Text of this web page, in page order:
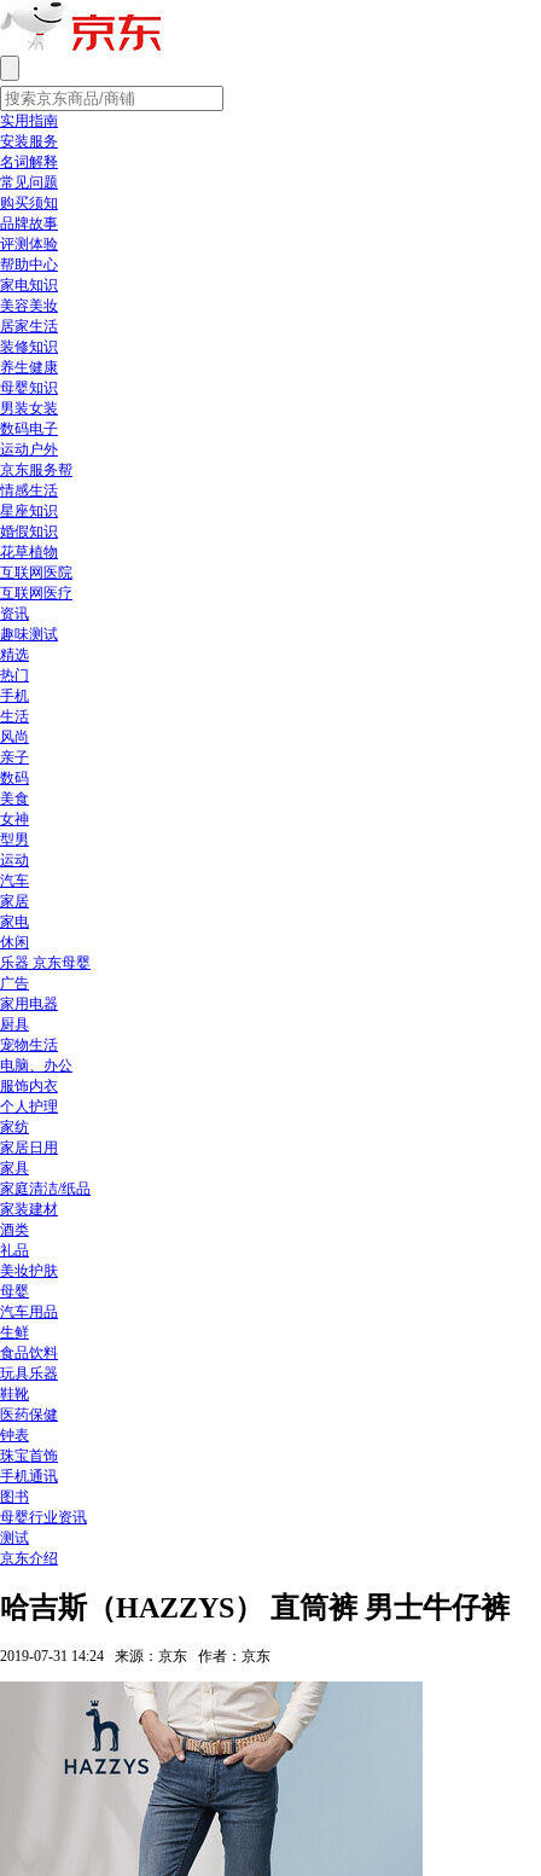
实用指南
安装服务
名词解释
常见问题
购买须知
品牌故事
评测体验
帮助中心
家电知识
美容美妆
居家生活
装修知识
养生健康
母婴知识
男装女装
数码电子
运动户外
京东服务帮
情感生活
星座知识
婚假知识
花草植物
互联网医院
互联网医疗
资讯
趣味测试
精选
热门
手机
生活
风尚
亲子
数码
美食
女神
型男
运动
汽车
家居
家电
休闲
乐器 京东母婴
广告
家用电器
厨具
宠物生活
电脑、办公
服饰内衣
个人护理
家纺
家居日用
家具
家庭清洁/纸品
家装建材
酒类
礼品
美妆护肤
母婴
汽车用品
生鲜
食品饮料
玩具乐器
鞋靴
医药保健
钟表
珠宝首饰
手机通讯
图书
母婴行业资讯
测试
京东介绍
哈吉斯（HAZZYS） 直筒裤 男士牛仔裤
2019-07-31 14:24 来源：京东 作者：京东